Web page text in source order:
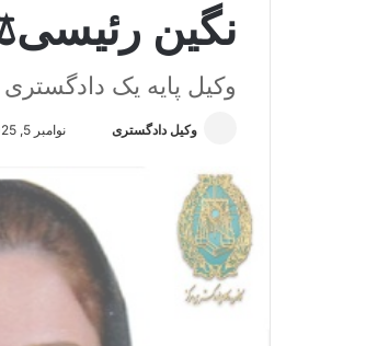
نگین
وکیل پایه یک دادگستری
وکیل دادگستری
ل
نوامبر 5, 2025